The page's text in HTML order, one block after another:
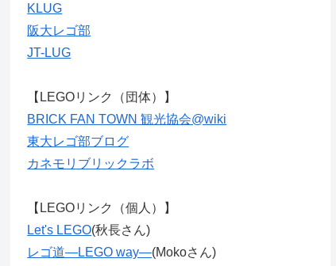
KLUG
阪大レゴ部
JT-LUG
【LEGOリンク（団体）】
BRICK FAN TOWN 観光協会@wiki
東大レゴ部ブログ
カネモリブリックラボ
【LEGOリンク（個人）】
Let's LEGO(秋長さん)
レゴ道―LEGO way―(Mokoさん)